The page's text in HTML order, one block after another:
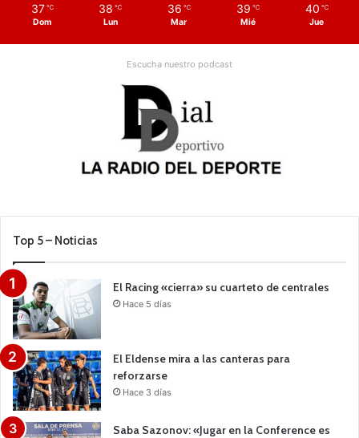
37 ℃
Dom
38 ℃
Lun
36 ℃
Mar
39 ℃
Mié
40 ℃
Jue
Escucha nuestro podcast
Top 5 – Noticias
El Racing «cierra» su cuarteto de centrales
Hace 5 días
El Eldense mira a las canteras para
reforzarse
Hace 3 días
Saba Sazonov: «Jugar en la Conference es